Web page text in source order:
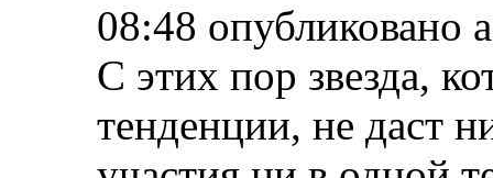
08:48 опубликовано
С этих пор звезда,
тенденции, не даст